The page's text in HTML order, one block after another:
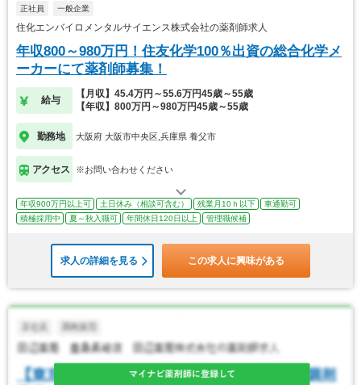
正社員 一般企業
住化エンバイロメンタルサイエンス株式会社の薬剤師求人
年収800～980万円！住友化学100％出資の総合化学メ
ーカーにて薬剤師募集！
給与
【月収】45.4万円～55.6万円45歳～55歳
【年収】800万円～980万円45歳～55歳
勤務地 大阪府 大阪市中央区,兵庫県 養父市
アクセス ※お問い合わせください
年収900万円以上可 土日休み（相談可含む） 残業月10ｈ以下
車通勤可
積極採用中
夏～秋入職可 年間休日120日以上 管理職候補
求人の詳細を見る この求人に興味がある